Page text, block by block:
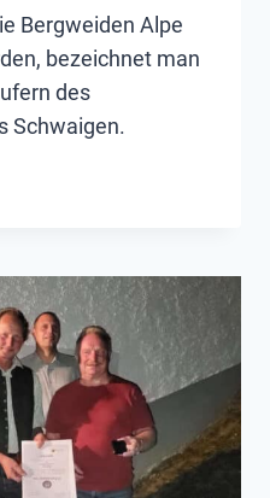
Bergweiden Alpe
bezeichnet man
des
Schwaigen.